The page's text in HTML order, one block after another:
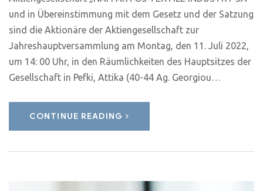
und in Übereinstimmung mit dem Gesetz und der Satzung
sind die Aktionäre der Aktiengesellschaft zur
Jahreshauptversammlung am Montag, den 11. Juli 2022,
um 14: 00 Uhr, in den Räumlichkeiten des Hauptsitzes der
Gesellschaft in Pefki, Attika (40-44 Ag. Georgiou…
CONTINUE READING